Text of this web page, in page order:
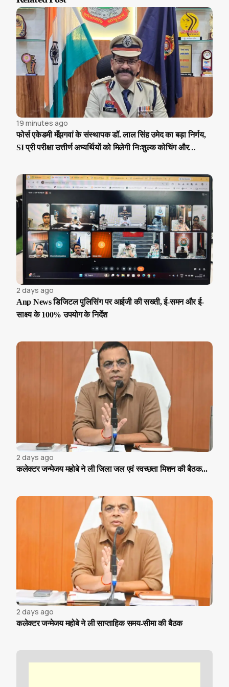
19 minutes ago
फोर्स एकेडमी मँझगवां के संस्थापक डॉ. लाल सिंह उमेद का बड़ा निर्णय,
SI प्री परीक्षा उत्तीर्ण अभ्यर्थियों को मिलेगी निःशुल्क कोचिंग और
2 days ago
Anp News डिजिटल पुलिसिंग पर आईजी की सख्ती, ई-समन और ई-
साक्ष्य के 100% उपयोग के निर्देश
2 days ago
कलेक्टर जन्मेजय महोबे ने ली जिला जल एवं स्वच्छता मिशन की बैठक...
2 days ago
कलेक्टर जन्मेजय महोबे ने ली साप्ताहिक समय-सीमा की बैठक